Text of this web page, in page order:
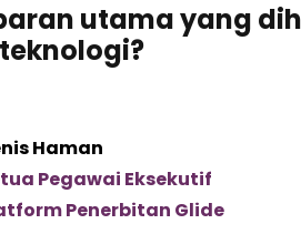
utama yang
Haman
Pegawai Eksekutif
Penerbitan Glide